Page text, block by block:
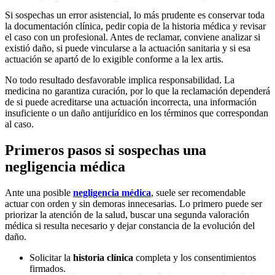
Si sospechas un error asistencial, lo más prudente es conservar toda
la documentación clínica, pedir copia de la historia médica y revisar
el caso con un profesional. Antes de reclamar, conviene analizar si
existió daño, si puede vincularse a la actuación sanitaria y si esa
actuación se apartó de lo exigible conforme a la lex artis.
No todo resultado desfavorable implica responsabilidad. La
medicina no garantiza curación, por lo que la reclamación dependerá
de si puede acreditarse una actuación incorrecta, una información
insuficiente o un daño antijurídico en los términos que correspondan
al caso.
Primeros pasos si sospechas una
negligencia médica
Ante una posible negligencia médica, suele ser recomendable
actuar con orden y sin demoras innecesarias. Lo primero puede ser
priorizar la atención de la salud, buscar una segunda valoración
médica si resulta necesario y dejar constancia de la evolución del
daño.
Solicitar la historia clínica completa y los consentimientos
firmados.